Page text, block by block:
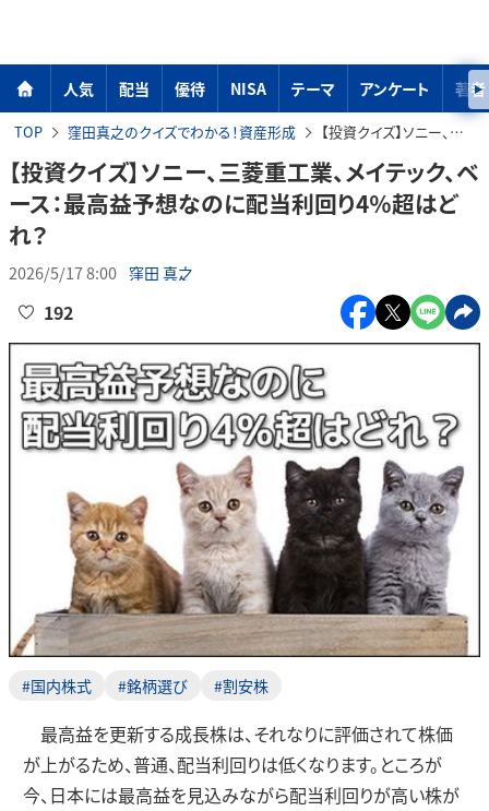
人気 配当 優待 NISA テーマ アンケート 著者
TOP 窪田真之のクイズでわかる！資産形成 【投資クイズ】ソニー、三菱重工業、メイテック、ベース：最高益予想なのに配当利回り4％超はどれ？
【投資クイズ】ソニー、三菱重工業、メイテック、ベ
ース：最高益予想なのに配当利回り4％超はど
れ？
2026/5/17 8:00 窪田 真之
192
#国内株式 #銘柄選び #割安株
最高益を更新する成長株は、それなりに評価されて株価
が上がるため、普通、配当利回りは低くなります。ところが
今、日本には最高益を見込みながら配当利回りが高い株が